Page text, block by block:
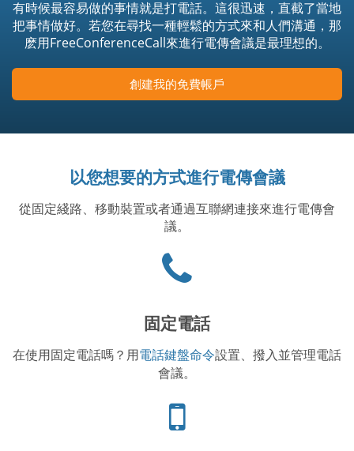
有時候最容易做的事情就是打電話。這很迅速，直截了當地
把事情做好。若您在尋找一種輕鬆的方式來和人們溝通，那
麽用FreeConferenceCall來進行電傳會議是最理想的。
創建我的免費帳戶
以您想要的方式進行電傳會議
從固定綫路、移動裝置或者通過互聯網連接來進行電傳會
議。
icon
固定電話
在使用固定電話嗎？用電話鍵盤命令設置、撥入並管理電話
會議。
手
機